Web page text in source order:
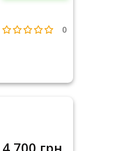
0
4 700 грн